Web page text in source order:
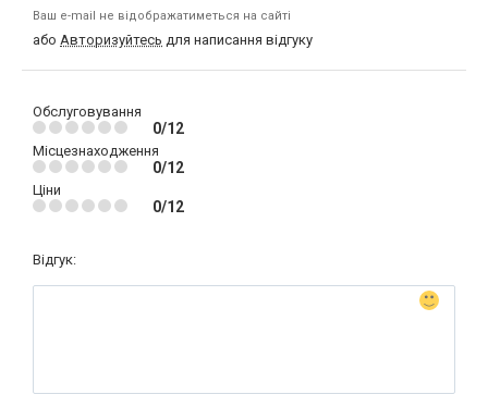
Ваш e-mail не відображатиметься на сайті
або Авторизуйтесь для написання відгуку
Обслуговування
0/12
Місцезнаходження
0/12
Ціни
0/12
Відгук: